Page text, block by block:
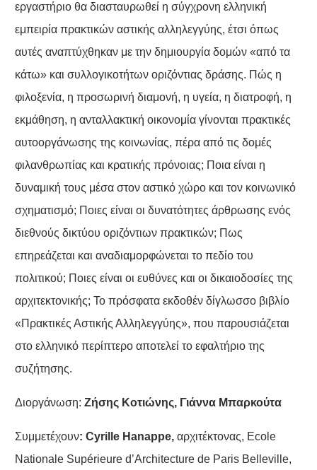
εργαστήριο θα διασταυρωθεί η σύγχρονη ελληνική
εμπειρία πρακτικών αστικής αλληλεγγύης, έτσι όπως
αυτές αναπτύχθηκαν με την δημιουργία δομών «από τα
κάτω» και συλλογικοτήτων οριζόντιας δράσης. Πώς η
φιλοξενία, η προσωρινή διαμονή, η υγεία, η διατροφή, η
εκμάθηση, η ανταλλακτική οικονομία γίνονται πρακτικές
αυτοοργάνωσης της κοινωνίας, πέρα από τις δομές
φιλανθρωπίας και κρατικής πρόνοιας; Ποια είναι η
δυναμική τους μέσα στον αστικό χώρο και τον κοινωνικό
σχηματισμό; Ποιες είναι οι δυνατότητες άρθρωσης ενός
διεθνούς δικτύου οριζόντιων πρακτικών; Πως
επηρεάζεται και αναδιαμορφώνεται το πεδίο του
πολιτικού; Ποιες είναι οι ευθύνες και οι δικαιοδοσίες της
αρχιτεκτονικής; Το πρόσφατα εκδοθέν δίγλωσσο βιβλίο
«Πρακτικές Αστικής Αλληλεγγύης», που παρουσιάζεται
στο ελληνικό περίπτερο αποτελεί το εφαλτήριο της
συζήτησης.
Διοργάνωση: Ζήσης Κοτιώνης, Γιάννα Μπαρκούτα
Συμμετέχουν: Cyrille Hanappe,αρχιτέκτονας, Ecole
Nationale Supérieure d’Architecture de Paris Belleville,